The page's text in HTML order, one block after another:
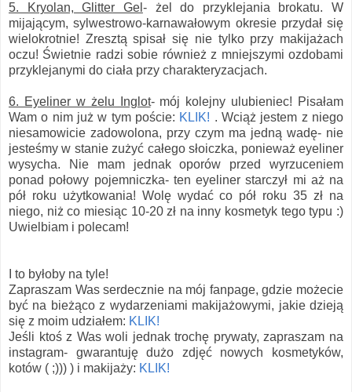
5. Kryolan, Glitter Gel - żel do przyklejania brokatu. W
mijającym, sylwestrowo-karnawałowym okresie przydał się
wielokrotnie! Zresztą spisał się nie tylko przy makijażach
oczu! Świetnie radzi sobie również z mniejszymi ozdobami
przyklejanymi do ciała przy charakteryzacjach.
6. Eyeliner w żelu Inglot- mój kolejny ulubieniec! Pisałam
Wam o nim już w tym poście: KLIK! . Wciąż jestem z niego
niesamowicie zadowolona, przy czym ma jedną wadę- nie
jesteśmy w stanie zużyć całego słoiczka, ponieważ eyeliner
wysycha. Nie mam jednak oporów przed wyrzuceniem
ponad połowy pojemniczka- ten eyeliner starczył mi aż na
pół roku użytkowania! Wolę wydać co pół roku 35 zł na
niego, niż co miesiąc 10-20 zł na inny kosmetyk tego typu :)
Uwielbiam i polecam!
I to byłoby na tyle!
Zapraszam Was serdecznie na mój fanpage, gdzie możecie
być na bieżąco z wydarzeniami makijażowymi, jakie dzieją
się z moim udziałem: KLIK!
Jeśli ktoś z Was woli jednak trochę prywaty, zapraszam na
instagram- gwarantuję dużo zdjęć nowych kosmetyków,
kotów ( ;))) ) i makijaży: KLIK!